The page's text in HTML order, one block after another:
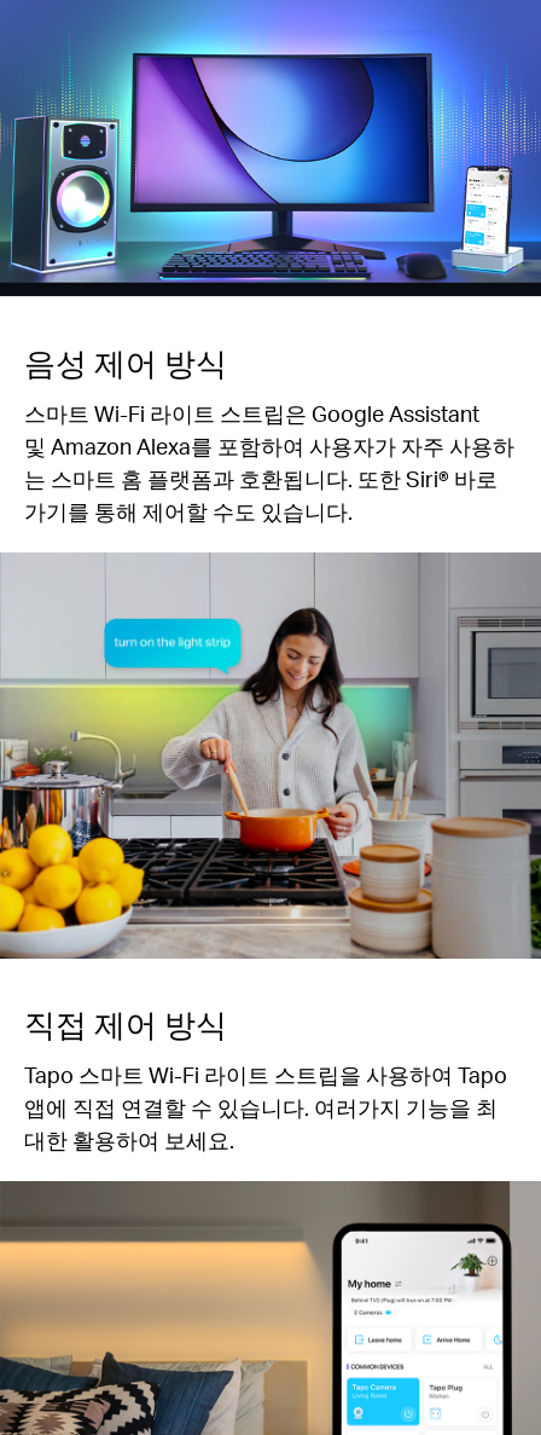
음성 제어 방식
스마트 Wi-Fi 라이트 스트립은 Google Assistant
및 Amazon Alexa를 포함하여 사용자가 자주 사용하
는 스마트 홈 플랫폼과 호환됩니다. 또한 Siri® 바로
가기를 통해 제어할 수도 있습니다.
직접 제어 방식
Tapo 스마트 Wi-Fi 라이트 스트립을 사용하여 Tapo
앱에 직접 연결할 수 있습니다. 여러가지 기능을 최
대한 활용하여 보세요.